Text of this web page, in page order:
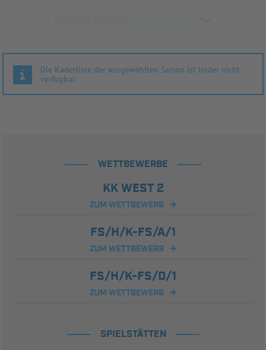
Die Kaderliste der ausgewählten Saison ist leider nicht
verfügbar.
WETTBEWERBE
KK WEST 2
ZUM WETTBEWERB
FS/H/K-FS/A/1
ZUM WETTBEWERB
FS/H/K-FS/D/1
ZUM WETTBEWERB
SPIELSTÄTTEN